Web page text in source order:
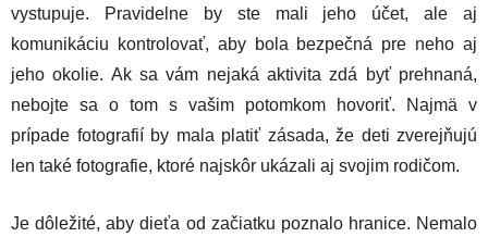
vystupuje. Pravidelne by ste mali jeho účet, ale aj
komunikáciu kontrolovať, aby bola bezpečná pre neho aj
jeho okolie. Ak sa vám nejaká aktivita zdá byť prehnaná,
nebojte sa o tom s vašim potomkom hovoriť. Najmä v
prípade fotografií by mala platiť zásada, že deti zverejňujú
len také fotografie, ktoré najskôr ukázali aj svojim rodičom.
Je dôležité, aby dieťa od začiatku poznalo hranice. Nemalo